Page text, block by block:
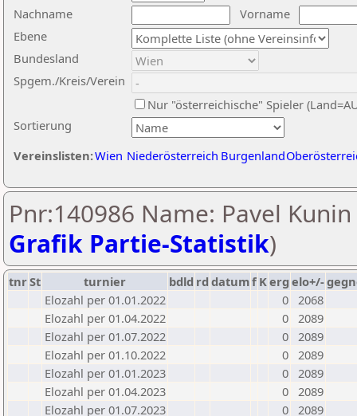
Nachname
Vorname
Ebene
Sortierung
Bundesland
Spgem./Kreis/Verein
Nur "österreichische" Spieler
Vereinslisten:Wien Niederösterreich Burgenland
Pnr:140986 Name: Pavel Kunin
Grafik Partie-Statistik)
tnrSt turnier bdld rd datumf Kerg elo+/-
Elozahl per 01.01.2022
0 2068
Elozahl per 01.04.2022
0 2089
Elozahl per 01.07.2022
0 2089
Elozahl per 01.10.2022
0 2089
Elozahl per 01.01.2023
0 2089
Elozahl per 01.04.2023
0 2089
Elozahl per 01.07.2023
0 2089